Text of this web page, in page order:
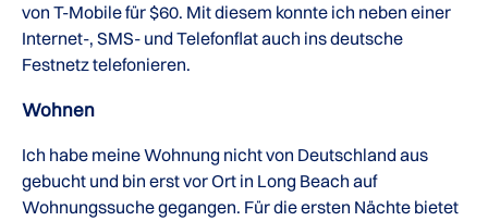
von T-Mobile für $60. Mit diesem konnte ich neben einer
Internet-, SMS- und Telefonflat auch ins deutsche
Festnetz telefonieren.
Wohnen
Ich habe meine Wohnung nicht von Deutschland aus
gebucht und bin erst vor Ort in Long Beach auf
Wohnungssuche gegangen. Für die ersten Nächte bietet